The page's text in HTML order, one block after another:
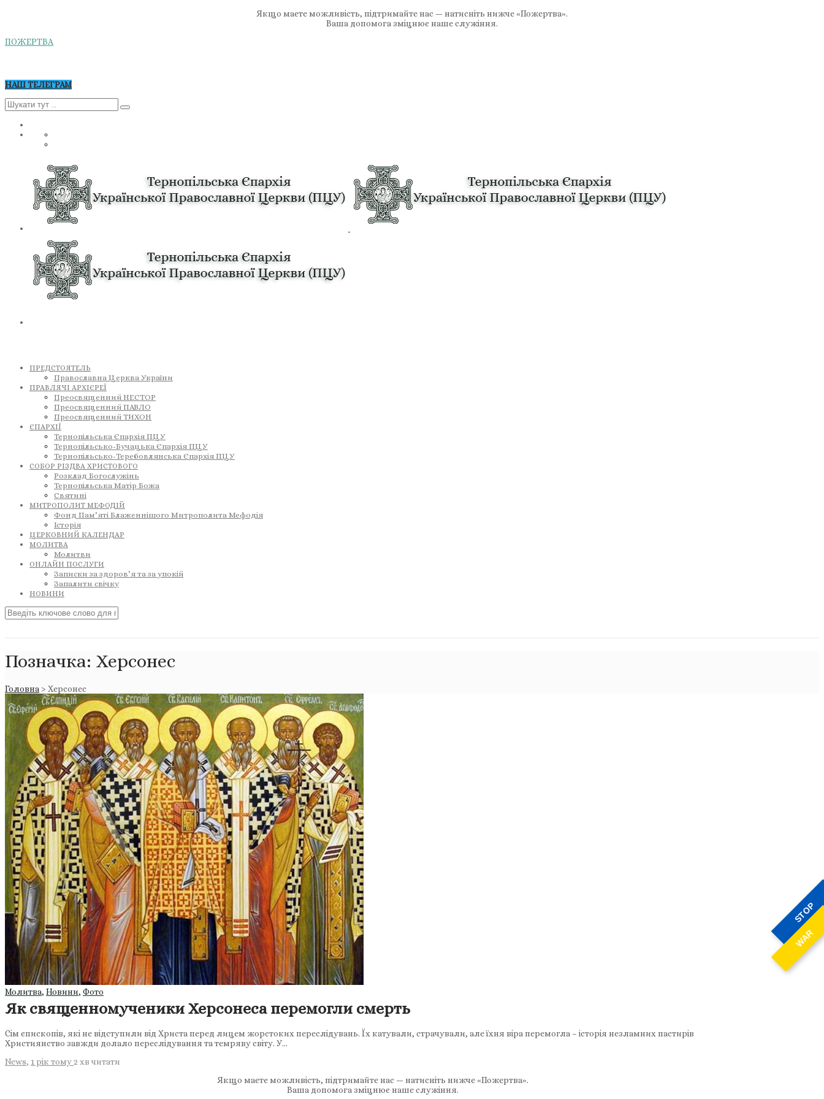
STOP
WAR
Якщо маєте можливість, підтримайте нас — натисніть нижче «Пожертва».
Ваша допомога зміцнює наше служіння.
ПОЖЕРТВА
НАШ ТЕЛЕГРАМ
ПРЕДСТОЯТЕЛЬ
Православна Церква України
ПРАВЛЯЧІ АРХІЄРЕЇ
Преосвященний НЕСТОР
Преосвященний ПАВЛО
Преосвященний ТИХОН
ЄПАРХІЇ
Тернопільська Єпархія ПЦУ
Тернопільсько-Бучацька Єпархія ПЦУ
Тернопільсько-Теребовлянська Єпархія ПЦУ
СОБОР РІЗДВА ХРИСТОВОГО
Розклад Богослужінь
Тернопільська Матір Божа
Святині
МИТРОПОЛИТ МЕФОДІЙ
Фонд Пам’яті Блаженнішого Митрополита Мефодія
Історія
ЦЕРКОВНИЙ КАЛЕНДАР
МОЛИТВА
Молитви
ОНЛАЙН ПОСЛУГИ
Записки за здоров’я та за упокій
Запалити свічку
НОВИНИ
Позначка: Херсонес
Головна > Херсонес
Молитва, Новини, Фото
Як священномученики Херсонеса перемогли смерть
Сім єпископів, які не відступили від Христа перед лицем жорстоких переслідувань. Їх катували, страчували, але їхня віра перемогла – історія незламних пастирів
Християнство завжди долало переслідування та темряву світу. У…
News, 1 рік тому 2 хв читати
Якщо маєте можливість, підтримайте нас — натисніть нижче «Пожертва».
Ваша допомога зміцнює наше служіння.